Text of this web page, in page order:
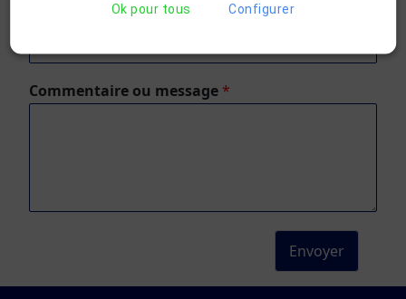
Commentaire ou message *
Envoyer
Ok pour tous Configurer